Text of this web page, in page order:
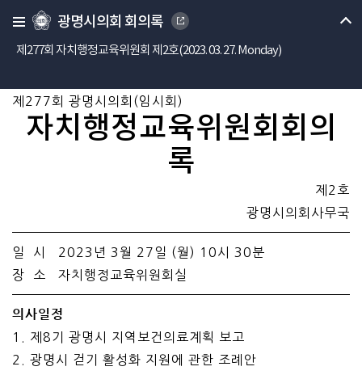
광명시의회 회의록
제277회 자치행정교육위원회 제2호(2023. 03. 27. Monday)
제277회 광명시의회(임시회)
자치행정교육위원회회의
록
제2호
광명시의회사무국
일 시 2023년 3월 27일 (월) 10시 30분
장 소 자치행정교육위원회실
의사일정
1. 제8기 광명시 지역보건의료계획 보고
2. 광명시 걷기 활성화 지원에 관한 조례안